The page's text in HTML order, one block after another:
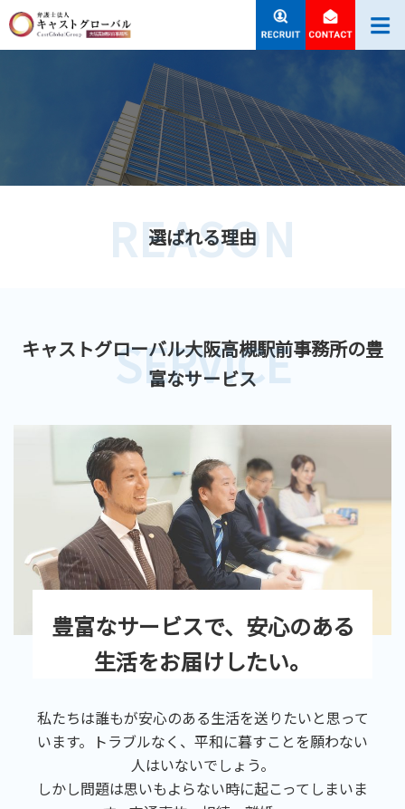
選ばれる理由
REASON
キャストグローバル大阪高槻駅前事務所の豊
富なサービス
SERVICE
豊富なサービスで、安心のある
生活をお届けしたい。
私たちは誰もが安心のある生活を送りたいと思って
います。トラブルなく、平和に暮すことを願わない
人はいないでしょう。
しかし問題は思いもよらない時に起こってしまいま